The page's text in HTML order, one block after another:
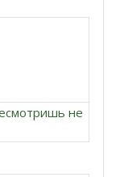
не